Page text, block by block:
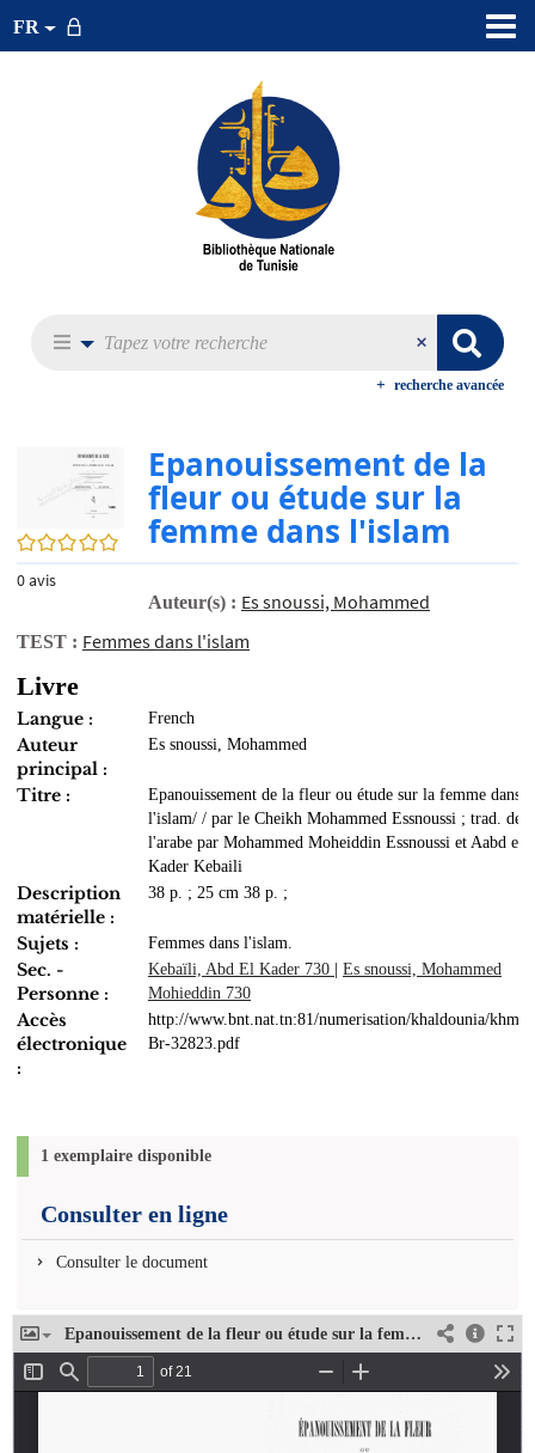
FR
recherche avancée
0/5
0avis
Epanouissement de la
fleur ou étude sur la
femme dans l'islam
Auteur(s) : Es snoussi, Mohammed
TEST : Femmes dans l'islam
Livre
Langue : French
Auteur
principal :
Es snoussi, Mohammed
Titre :
Epanouissement de la fleur ou étude sur la femme dans
l'islam/ / par le Cheikh Mohammed Essnoussi ; trad. de
l'arabe par Mohammed Moheiddin Essnoussi et Aabd el
Kader Kebaili
Description
matérielle :
38 p. ; 25 cm 38 p. ;
Sujets : Femmes dans l'islam.
Sec. -
Personne :
Kebaïli, Abd El Kader 730
Es snoussi, Mohammed
Mohieddin 730
Accès
électronique
:
http://www.bnt.nat.tn:81/numerisation/khaldounia/
Br-32823.pdf
1 exemplaire disponible
Consulter en ligne
Consulter le document
Epanouissement de la fleur ou étude sur la femme dans l'islam